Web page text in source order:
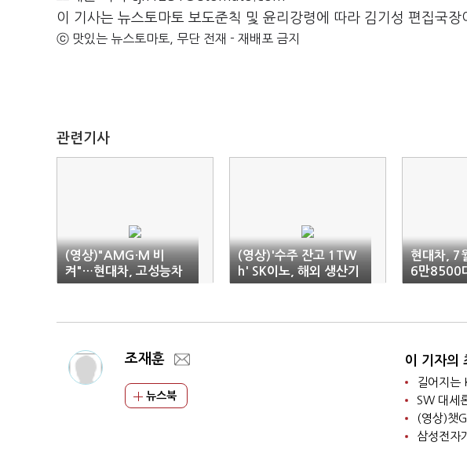
이 기사는 뉴스토마토 보도준칙 및 윤리강령에 따라 김기성 편집국장
ⓒ 맛있는 뉴스토마토, 무단 전재 - 재배포 금지
관련기사
(영상)"AMG·M 비
켜"…현대차, 고성능차
시장 공략 박차
(영상)'수주 잔고 1TW
h' SK이노, 해외 생산기
지 확충 속도
현대차, 7
6만8500
9% 증가
조재훈
뉴스북
이 기자의
길어지는
SW 대세
(영상)챗
삼성전자